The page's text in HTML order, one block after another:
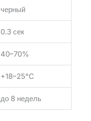
черный
0.3 сек
40–70%
+18–25°C
до 8 недель